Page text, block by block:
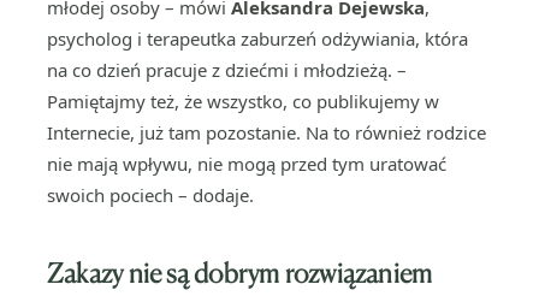
młodej osoby – mówi Aleksandra Dejewska,
psycholog i terapeutka zaburzeń odżywiania, która
na co dzień pracuje z dziećmi i młodzieżą. –
Pamiętajmy też, że wszystko, co publikujemy w
Internecie, już tam pozostanie. Na to również rodzice
nie mają wpływu, nie mogą przed tym uratować
swoich pociech – dodaje.
Zakazy nie są dobrym rozwiązaniem